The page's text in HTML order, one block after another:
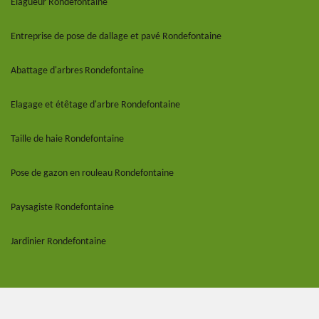
Elagueur Rondefontaine
Entreprise de pose de dallage et pavé Rondefontaine
Abattage d'arbres Rondefontaine
Elagage et étêtage d'arbre Rondefontaine
Taille de haie Rondefontaine
Pose de gazon en rouleau Rondefontaine
Paysagiste Rondefontaine
Jardinier Rondefontaine